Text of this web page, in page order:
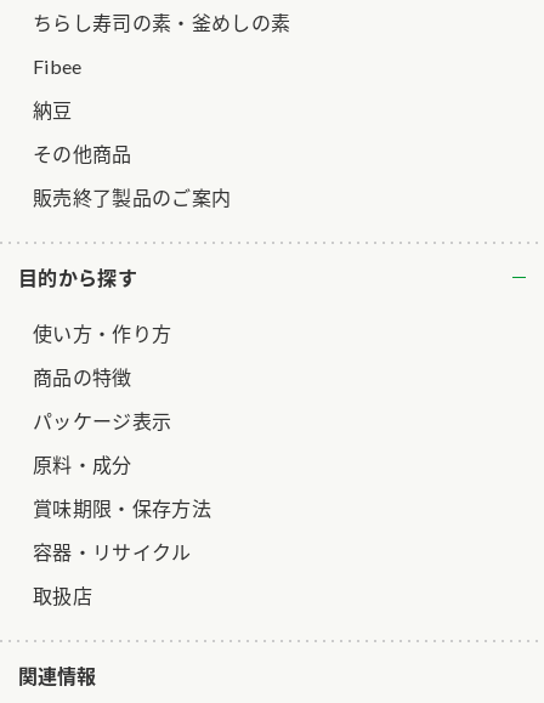
ちらし寿司の素・釜めしの素
Fibee
納豆
その他商品
販売終了製品のご案内
目的から探す
使い方・作り方
商品の特徴
パッケージ表示
原料・成分
賞味期限・保存方法
容器・リサイクル
取扱店
関連情報